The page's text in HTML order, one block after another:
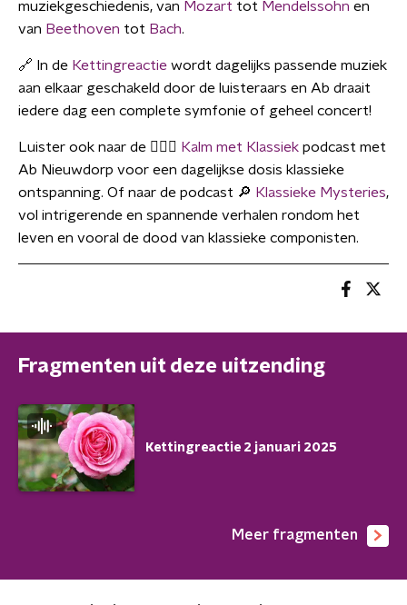
muziekgeschiedenis, van Mozart tot Mendelssohn en
van Beethoven tot Bach.
🔗 In de Kettingreactie wordt dagelijks passende muziek
aan elkaar geschakeld door de luisteraars en Ab draait
iedere dag een complete symfonie of geheel concert!
Luister ook naar de 🧘🏼‍♀️ Kalm met Klassiek podcast met
Ab Nieuwdorp voor een dagelijkse dosis klassieke
ontspanning. Of naar de podcast 🔎 Klassieke Mysteries,
vol intrigerende en spannende verhalen rondom het
leven en vooral de dood van klassieke componisten.
Fragmenten uit deze uitzending
Kettingreactie 2 januari 2025
Meer fragmenten